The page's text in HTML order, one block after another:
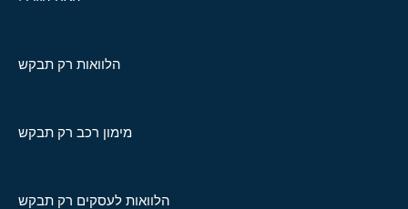
הלוואות רק תבקש
מימון רכב רק תבקש
הלוואות לעסקים רק תבקש